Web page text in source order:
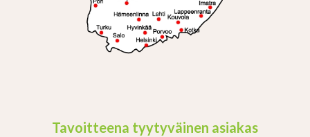
Tavoitteena tyytyväinen asiakas